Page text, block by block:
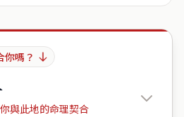
你嗎？
與此地的命理契合